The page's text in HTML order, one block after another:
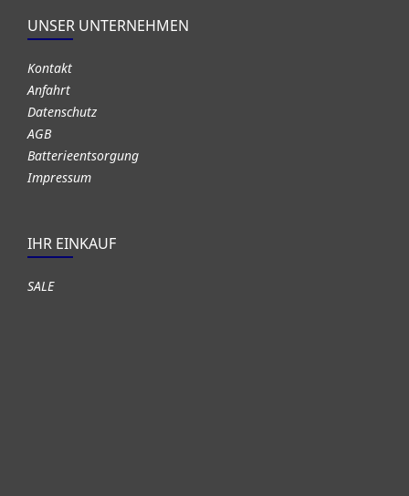
UNSER UNTERNEHMEN
Kontakt
Anfahrt
Datenschutz
AGB
Batterieentsorgung
Impressum
IHR EINKAUF
SALE